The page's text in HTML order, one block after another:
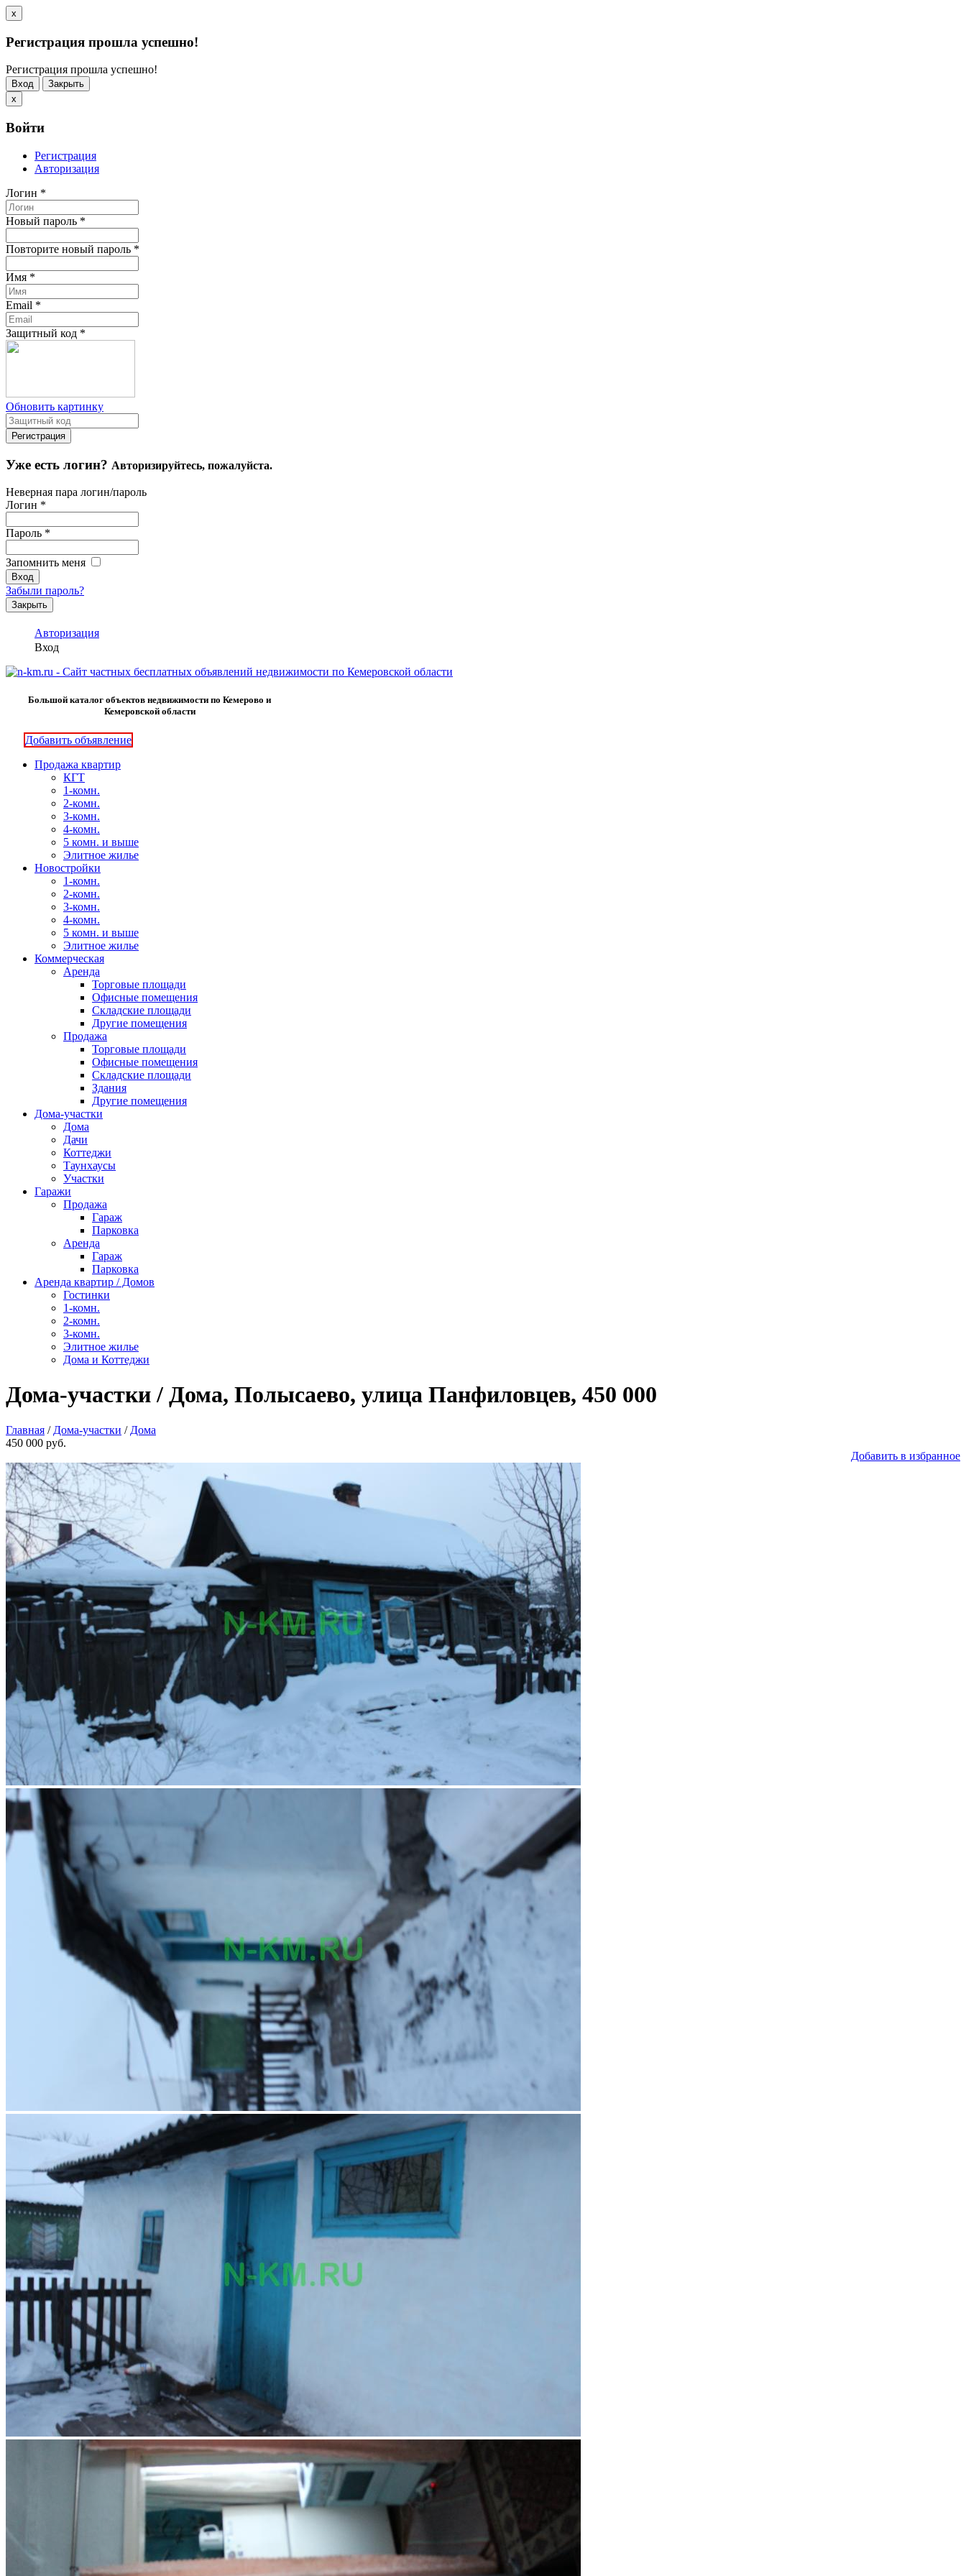
x
Регистрация прошла успешно!
Регистрация прошла успешно!
Вход
Закрыть
x
Войти
Регистрация
Авторизация
Логин *
Новый пароль *
Повторите новый пароль *
Имя *
Email *
Защитный код *
Обновить картинку
Уже есть логин? Авторизируйтесь, пожалуйста.
Неверная пара логин/пароль
Логин *
Пароль *
Запомнить меня
Забыли пароль?
Закрыть
Авторизация
Вход
Большой каталог объектов недвижимости по Кемерово и
Кемеровской области
Добавить объявление
Продажа квартир
КГТ
1-комн.
2-комн.
3-комн.
4-комн.
5 комн. и выше
Элитное жилье
Новостройки
1-комн.
2-комн.
3-комн.
4-комн.
5 комн. и выше
Элитное жилье
Коммерческая
Аренда
Торговые площади
Офисные помещения
Складские площади
Другие помещения
Продажа
Торговые площади
Офисные помещения
Складские площади
Здания
Другие помещения
Дома-участки
Дома
Дачи
Коттеджи
Таунхаусы
Участки
Гаражи
Продажа
Гараж
Парковка
Аренда
Гараж
Парковка
Аренда квартир / Домов
Гостинки
1-комн.
2-комн.
3-комн.
Элитное жилье
Дома и Коттеджи
Дома-участки / Дома, Полысаево, улица Панфиловцев, 450 000
Главная / Дома-участки / Дома
450 000 руб.
Добавить в избранное